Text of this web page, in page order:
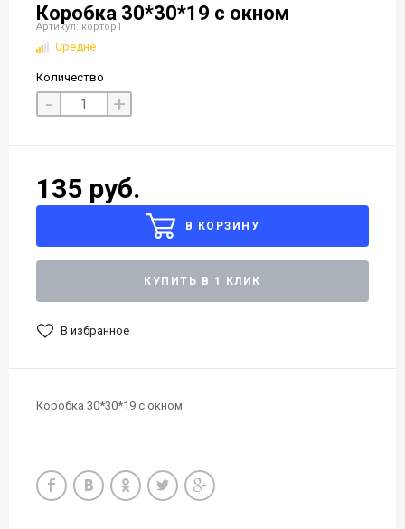
Коробка 30*30*19 с окном
Артикул: кортор1
Средне
Количество
- +
135 руб.
В КОРЗИНУ
КУПИТЬ В 1 КЛИК
В избранное
Коробка 30*30*19 с окном